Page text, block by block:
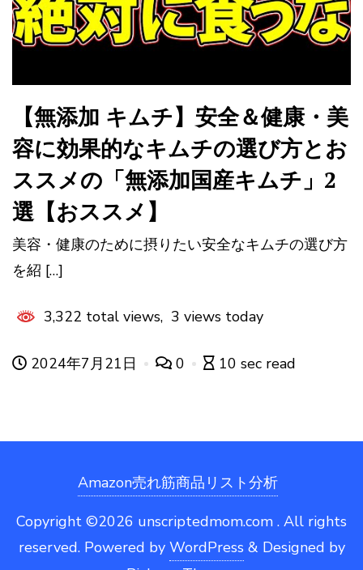
【無添加 キムチ】安全＆健康・美
容に効果的なキムチの選び方とお
ススメの「無添加国産キムチ」2
選【おススメ】
美容・健康のために摂りたい安全なキムチの選び方
を紹 […]
3,322 total views, 3 views today
2024年7月21日 0 10 sec read
Amazon売れ筋商品リスト分析
Copyright ©2026 unscriptedmom.com . All rights
reserved. Powered by WordPress & Designed by